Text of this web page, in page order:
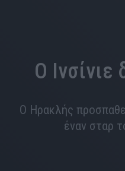
Ο Ινσίνιε
Ο Ηρακλής
έναν σταρ